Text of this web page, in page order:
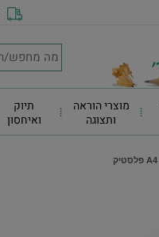
מוצרי הוראה
ותצוגה
תיוק
ואיחסון